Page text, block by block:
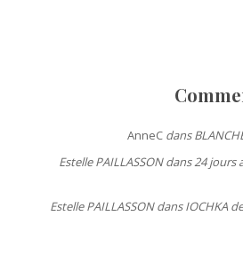
AnneC dans
Estelle PAILLASSONdans24 jours
Estelle PAILLASSONdansIOCHKA